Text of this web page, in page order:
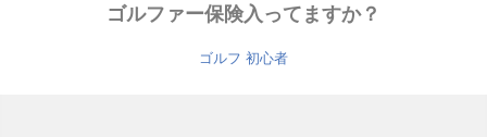
ゴルファー保険入ってますか？
ゴルフ 初心者